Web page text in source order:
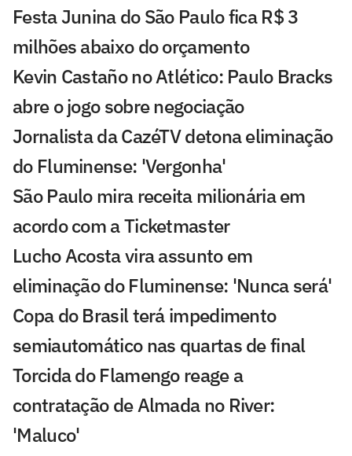
Festa Junina do São Paulo fica R$ 3
milhões abaixo do orçamento
Kevin Castaño no Atlético: Paulo Bracks
abre o jogo sobre negociação
Jornalista da CazéTV detona eliminação
do Fluminense: 'Vergonha'
São Paulo mira receita milionária em
acordo com a Ticketmaster
Lucho Acosta vira assunto em
eliminação do Fluminense: 'Nunca será'
Copa do Brasil terá impedimento
semiautomático nas quartas de final
Torcida do Flamengo reage a
contratação de Almada no River:
'Maluco'